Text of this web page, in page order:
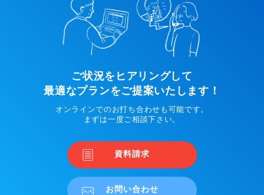
ご状況をヒアリングして
最適なプランをご提案いたします！
オンラインでのお打ち合わせも可能です。
まずは一度ご相談下さい。
資料請求
お問い合わせ